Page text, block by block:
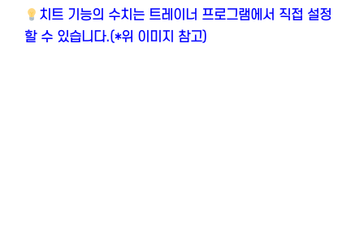
치트 기능의 수치는 트레이너 프로그램에서 직접 설정
할 수 있습니다.(*위 이미지 참고)